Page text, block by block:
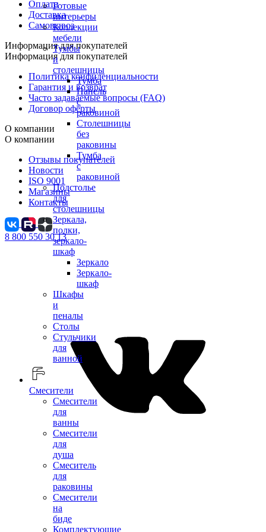
Готовые
интерьеры
Коллекции
мебели
Тумбы
и
столешницы
Тумба
Панель
с
раковиной
Столешницы
без
раковины
Тумба
с
раковиной
Подстолье
для
столешницы
Зеркала,
полки,
зеркало-
шкаф
Зеркало
Зеркало-
шкаф
Шкафы
и
пеналы
Столы
Стульчики
для
ванной
Смесители
Смесители
для
ванны
Смесители
для
душа
Смеситель
для
раковины
Смесители
на
биде
Комплектующие
Оплата
Доставка
Самовывоз
Информация для покупателей
Информация для покупателей
Политика конфиденциальности
Гарантия и возврат
Часто задаваемые вопросы (FAQ)
Договор оферты
О компании
О компании
Отзывы покупателей
Новости
ISO 9001
Магазины
Контакты
8 800 550 30 13